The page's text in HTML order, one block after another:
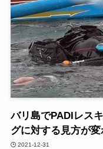
バリ島でPADIレス
グに対する見方が変
2021-12-31